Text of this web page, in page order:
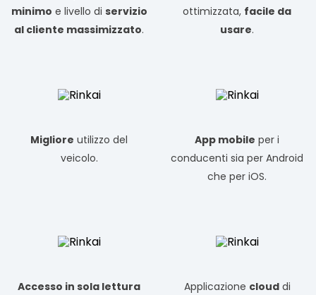
minimo e livello di servizio
al cliente massimizzato.
ottimizzata, facile da
usare.
Migliore utilizzo del
veicolo.
App mobile per i
conducenti sia per Android
che per iOS.
Accesso in sola lettura
Applicazione clouddi